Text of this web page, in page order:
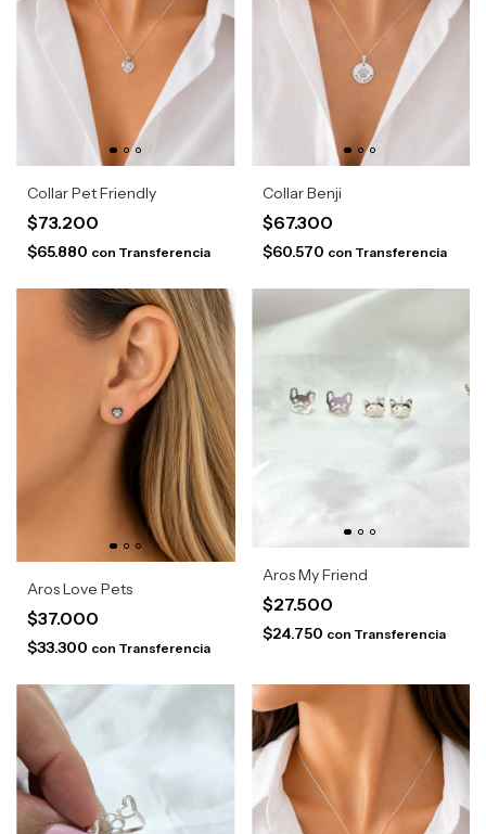
Collar Pet Friendly
$73.200
$65.880 con Transferencia
Collar Benji
$67.300
$60.570 con Transferencia
Aros Love Pets
$37.000
$33.300 con Transferencia
Aros My Friend
$27.500
$24.750 con Transferencia